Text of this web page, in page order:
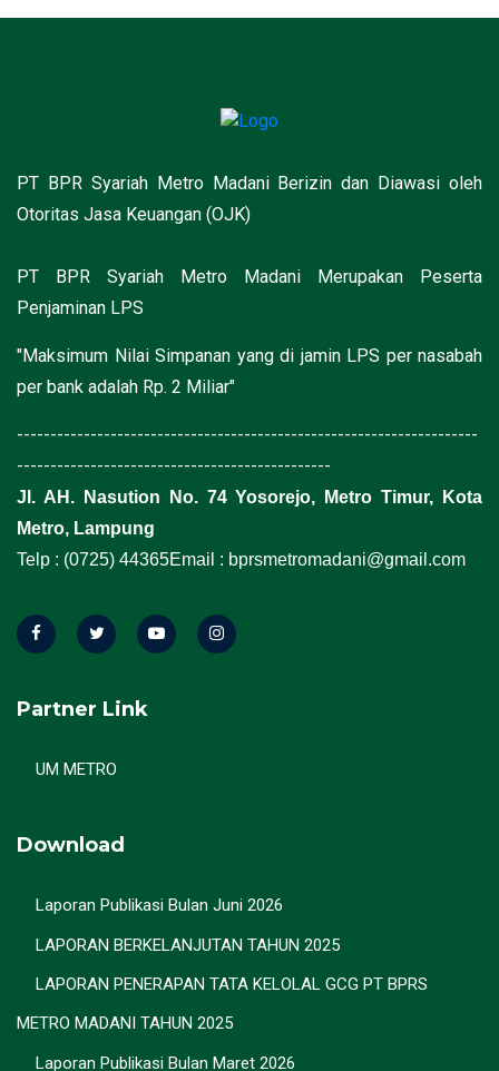
PT BPR Syariah Metro Madani Berizin dan Diawasi oleh
Otoritas Jasa Keuangan (OJK)
PT BPR Syariah Metro Madani Merupakan Peserta
Penjaminan LPS
"Maksimum Nilai Simpanan yang di jamin LPS per nasabah
per bank adalah Rp. 2 Miliar"
---------------------------------------------------------------------
-----------------------------------------------
Jl. AH. Nasution No. 74 Yosorejo, Metro Timur, Kota
Metro, Lampung
Telp : (0725) 44365Email : bprsmetromadani@gmail.com
Partner Link
UM METRO
Download
Laporan Publikasi Bulan Juni 2026
LAPORAN BERKELANJUTAN TAHUN 2025
LAPORAN PENERAPAN TATA KELOLAL GCG PT BPRS
METRO MADANI TAHUN 2025
Laporan Publikasi Bulan Maret 2026